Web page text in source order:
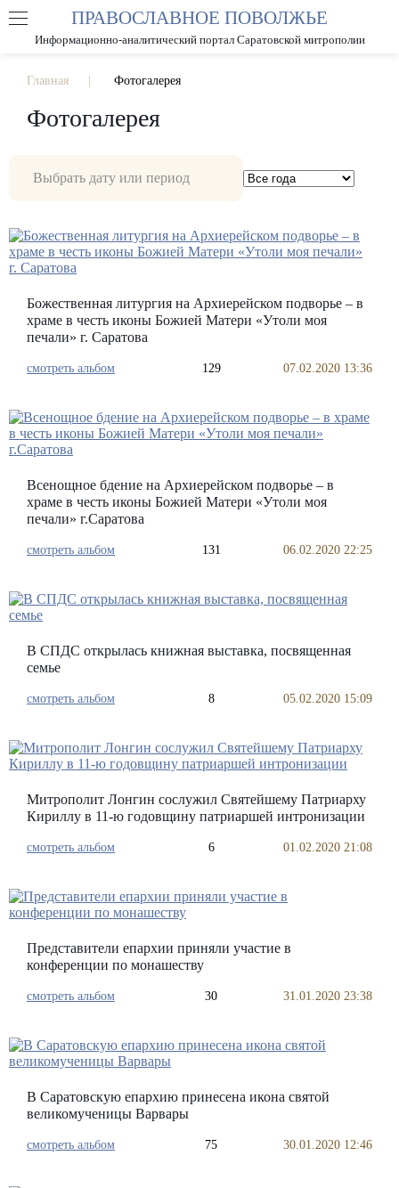
РАЗМЕР ШРИФТА А А
ПРАВОСЛАВНОЕ ПОВОЛЖЬЕ
Информационно-аналитический портал Саратовской митрополии
Главная Фотогалерея
Фотогалерея
Божественная литургия на Архиерейском подворье – в
храме в честь иконы Божией Матери «Утоли моя
печали» г. Саратова
смотреть альбом 129 07.02.2020 13:36
Всенощное бдение на Архиерейском подворье – в
храме в честь иконы Божией Матери «Утоли моя
печали» г.Саратова
смотреть альбом 131 06.02.2020 22:25
В СПДС открылась книжная выставка, посвященная
семье
смотреть альбом 8 05.02.2020 15:09
Митрополит Лонгин сослужил Святейшему Патриарху
Кириллу в 11-ю годовщину патриаршей интронизации
смотреть альбом 6 01.02.2020 21:08
Представители епархии приняли участие в
конференции по монашеству
смотреть альбом 30 31.01.2020 23:38
В Саратовскую епархию принесена икона святой
великомученицы Варвары
смотреть альбом 75 30.01.2020 12:46